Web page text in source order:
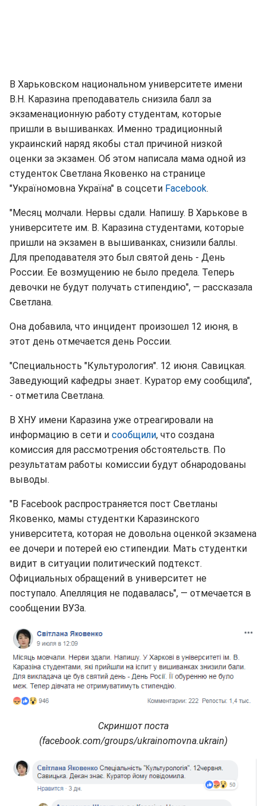
В Харьковском национальном университете имени
В.Н. Каразина преподаватель снизила балл за
экзаменационную работу студентам, которые
пришли в вышиванках. Именно традиционный
украинский наряд якобы стал причиной низкой
оценки за экзамен. Об этом написала мама одной из
студенток Светлана Яковенко на странице
"Україномовна Україна" в соцсети Facebook.
"Месяц молчали. Нервы сдали. Напишу. В Харькове в
университете им. В. Каразина студентами, которые
пришли на экзамен в вышиванках, снизили баллы.
Для преподавателя это был святой день - День
России. Ее возмущению не было предела. Теперь
девочки не будут получать стипендию", — рассказала
Светлана.
Она добавила, что инцидент произошел 12 июня, в
этот день отмечается день России.
"Специальность "Культурология". 12 июня. Савицкая.
Заведующий кафедры знает. Куратор ему сообщила",
- отметила Светлана.
В ХНУ имени Каразина уже отреагировали на
информацию в сети и сообщили, что создана
комиссия для рассмотрения обстоятельств. По
результатам работы комиссии будут обнародованы
выводы.
"В Facebook распространяется пост Светланы
Яковенко, мамы студентки Каразинского
университета, которая не довольна оценкой экзамена
ее дочери и потерей ею стипендии. Мать студентки
видит в ситуации политический подтекст.
Официальных обращений в университет не
поступало. Апелляция не подавалась", — отмечается в
сообщении ВУЗа.
Скриншот поста
(facebook.com/groups/ukrainomovna.ukrain)